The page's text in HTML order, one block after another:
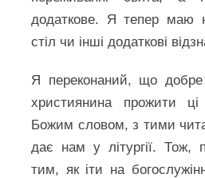
додаткове. Я тепер маю
стіл чи інші додаткові
Я переконаний, що
християнина прожити
Божим словом, з тими
дає нам у літургії.
тим, як іти на